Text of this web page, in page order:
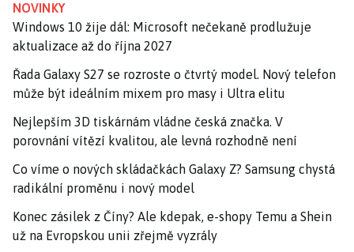
NOVINKY
Windows 10 žije dál: Microsoft nečekaně prodlužuje
aktualizace až do října 2027
Řada Galaxy S27 se rozroste o čtvrtý model. Nový telefon
může být ideálním mixem pro masy i Ultra elitu
Nejlepším 3D tiskárnám vládne česká značka. V
porovnání vítězí kvalitou, ale levná rozhodně není
Co víme o nových skládačkách Galaxy Z? Samsung chystá
radikální proměnu i nový model
Konec zásilek z Číny? Ale kdepak, e-shopy Temu a Shein
už na Evropskou unii zřejmě vyzrály